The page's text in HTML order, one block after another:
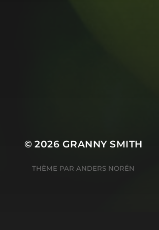
© 2026 GRANNY SMITH
THÈME PAR ANDERS NORÉN